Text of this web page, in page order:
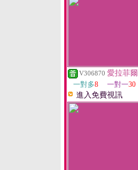
V306870 愛拉菲爾
一對多8 一對一30
進入免費視訊